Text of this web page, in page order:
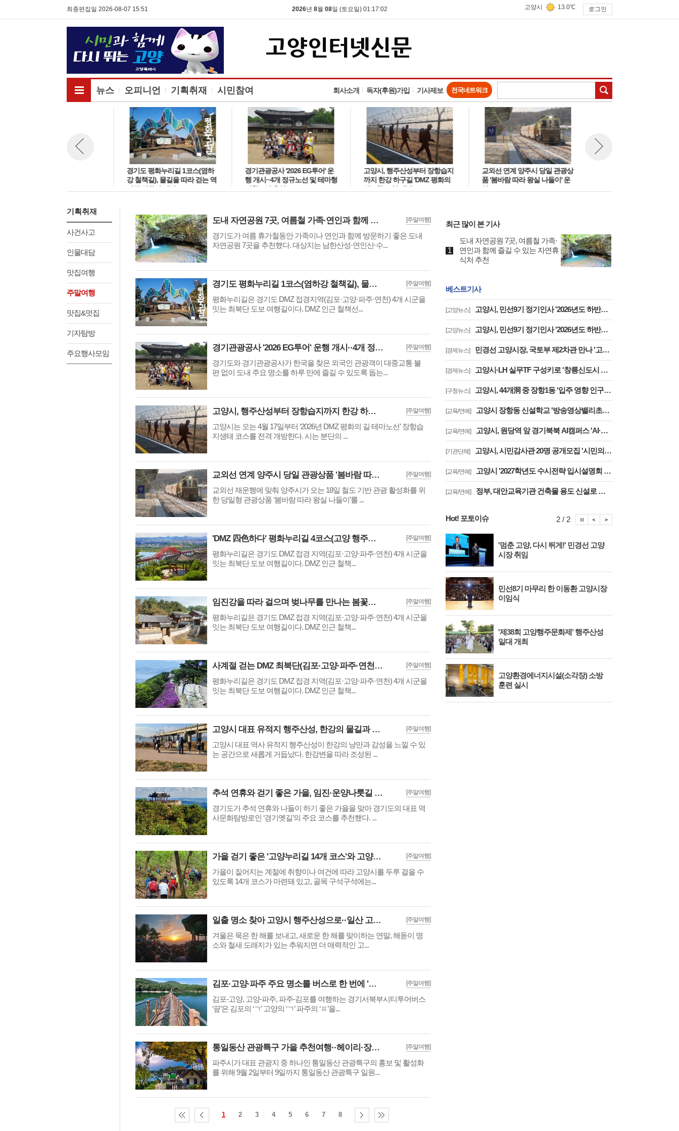
최종편집일 2026-08-07 15:51 2026년 8월 08일 (토요일) 01:17:03 고양시 13.0℃ 로그인
뉴스 오피니언 기획취재 시민참여 회사소개 독자(후원)가입 기사제보 전국네트워크
전체메뉴보기
경기도 평화누리길 1코스(염하
강 철책길), 물길을 따라 걷는 역
사와 평화의 여정
경기관광공사 '2026 EG투어' 운
행 개시··4개 정규노선 및 테마형
기획노선 운영
고양시, 행주산성부터 장항습지
까지 한강 하구길 'DMZ 평화의
길' 4월 17일 개방
교외선 연계 양주시 당일 관광상
품 '봄바람 따라 왕실 나들이' 운
기획취재
사건사고
인물대담
맛집여행
주말여행
맛집&멋집
기자탐방
주요행사모임
[주말여행]
도내 자연공원 7곳, 여름철 가족·연인과 함께 즐길 수 있는 자연휴식처 추천
경기도가 여름 휴가철동안 가족이나 연인과 함께 방문하기 좋은 도내
자연공원 7곳을 추천했다. 대상지는 남한산성·연인산·수...
[주말여행]
경기도 평화누리길 1코스(염하강 철책길), 물길을 따라 걷는 역사와 평화의 여정
평화누리길은 경기도 DMZ 접경지역(김포·고양·파주·연천) 4개 시군을
잇는 최북단 도보 여행길이다. DMZ 인근 철책선...
[주말여행]
경기관광공사 '2026 EG투어' 운행 개시··4개 정규노선 및 테마형 기획노선 운영
경기도와 경기관광공사가 한국을 찾은 외국인 관광객이 대중교통 불
편 없이 도내 주요 명소를 하루 만에 즐길 수 있도록 돕는...
[주말여행]
고양시, 행주산성부터 장항습지까지 한강 하구길 'DMZ 평화의 길' 4월 17일 개방
고양시는 오는 4월 17일부터 ‘2026년 DMZ 평화의 길 테마노선’ 장항습
지생태 코스를 전격 개방한다. 시는 분단의 ...
[주말여행]
교외선 연계 양주시 당일 관광상품 '봄바람 따라 왕실 나들이' 운영
교외선 재운행에 맞춰 양주시가 오는 18일 철도 기반 관광 활성화를 위
한 당일형 관광상품 ‘봄바람 따라 왕실 나들이’를 ...
[주말여행]
'DMZ 四色하다' 평화누리길 4코스(고양 행주나루길)··행주산성과 일산호수공원
평화누리길은 경기도 DMZ 접경 지역(김포·고양·파주·연천) 4개 시군을
잇는 최북단 도보 여행길이다. DMZ 인근 철책...
[주말여행]
임진강을 따라 걸으며 벚나무를 만나는 봄꽃여행 '평화누리길 11코스(임진적벽길)'
평화누리길은 경기도 DMZ 접경 지역(김포·고양·파주·연천) 4개 시군을
잇는 최북단 도보 여행길이다. DMZ 인근 철책...
[주말여행]
사계절 걷는 DMZ 최북단(김포·고양·파주·연천) 도보길 '월별 평화누리길 코스' 추천
평화누리길은 경기도 DMZ 접경 지역(김포·고양·파주·연천) 4개 시군을
잇는 최북단 도보 여행길이다. DMZ 인근 철책...
[주말여행]
고양시 대표 유적지 행주산성, 한강의 물길과 도시 불빛이 만나 낭만과 감성 선사
고양시 대표 역사 유적지 행주산성이 한강의 낭만과 감성을 느낄 수 있
는 공간으로 새롭게 거듭났다. 한강변을 따라 조성된 ...
[주말여행]
추석 연휴와 걷기 좋은 가을, 임진·운양나룻길 등 경기옛길 4개 코스 추천
경기도가 추석 연휴와 나들이 하기 좋은 가을을 맞아 경기도의 대표 역
사문화탐방로인 ‘경기옛길’의 주요 코스를 추천했다. ...
[주말여행]
가을 걷기 좋은 '고양누리길 14개 코스'와 고양시 관광테마골목 한 바퀴
가을이 짙어지는 계절에 취향이나 여건에 따라 고양시를 두루 걸을 수
있도록 14개 코스가 마련돼 있고, 골목 구석구석에는...
[주말여행]
일출 명소 찾아 고양시 행주산성으로··일산 고봉산 전망대도 인기
겨울은 묵은 한 해를 보내고, 새로운 한 해를 맞이하는 연말, 해돋이 명
소와 철새 도래지가 있는 추워지면 더 매력적인 고...
[주말여행]
김포·고양·파주 주요 명소를 버스로 한 번에 '경기서북부 시티투어버스 운행'
김포-고양, 고양-파주, 파주-김포를 여행하는 경기서북부시티투어버스
‘끞’은 김포의 ‘ㄱ’ 고양의 ‘ㄱ’ 파주의 ‘ㅍ’을...
[주말여행]
통일동산 관광특구 가을 추천여행··헤이리·장단콩웰빙마루 등 9개 관광지 소개
파주시가 대표 관광지 중 하나인 통일동산 관광특구의 홍보 및 활성화
를 위해 9월 2일부터 9일까지 통일동산 관광특구 일원...
1 2 3 4 5 6 7 8
최근 많이 본 기사
도내 자연공원 7곳, 여름철 가족·
연인과 함께 즐길 수 있는 자연휴
식처 추천
베스트기사
[고양뉴스] 고양시, 민선9기 정기인사 '2026년도 하반기 6급 팀장 인사발령 사항'
[고양뉴스] 고양시, 민선9기 정기인사 '2026년도 하반기 6급 부팀장 이하 인사발령 사항'
[경제뉴스] 민경선 고양시장, 국토부 제2차관 만나 '고양은평선 일산 연장 반영' 등 요청
[경제뉴스] 고양시·LH 실무TF 구성키로 '창릉신도시 성공적 조성 및 자족기능 강화 협력'
[구청뉴스] 고양시, 44개洞 중 장항1동 '입주 영향 인구 증가폭' 최고··풍산동도 증가세 지속
[교육/연예] 고양시 장항동 신설학교 '방송영상밸리초교' 교육부 심사 통과··2030년 개교
[교육/연예] 고양시, 원당역 앞 경기북북 AI캠퍼스 'AI·디지털 배움터 체험존' 12월까지 운영
[기관단체] 고양시, 시민감사관 20명 공개모집 '시민의 시각·전문성으로 감사행정 제고'
[교육/연예] 고양시 '2027학년도 수시전략 입시설명회 및 대학입학정보박람회' 8일 개최
[교육/연예] 정부, 대안교육기관 건축물 용도 신설로 학습권 보장··고양자유학교 문제 해소
Hot! 포토이슈
'멈춘 고양, 다시 뛰게!' 민경선 고양
시장 취임
민선8기 마무리 한 이동환 고양시장
이임식
'제38회 고양행주문화제' 행주산성
일대 개최
고양환경에너지시설(소각장) 소방
훈련 실시
고양시 폭염특보에 '도로 살수차' 전
면 가동
물향기수목원 무궁화 절정 '50여 품
종 감상'
민경선 시장, 2026 고양시장배 볼링
회 개최
'멈춘 고양, 다시 뛰게!' 민경선 고양
시장 취임
민선8기 마무리 한 이동환 고양시장
이임식
'제38회 고양행주문화제' 행주산성
일대 개최
고양환경에너지시설(소각장) 소방
훈련 실시
2 / 2 포토이슈 이전보기
포토이슈 정지